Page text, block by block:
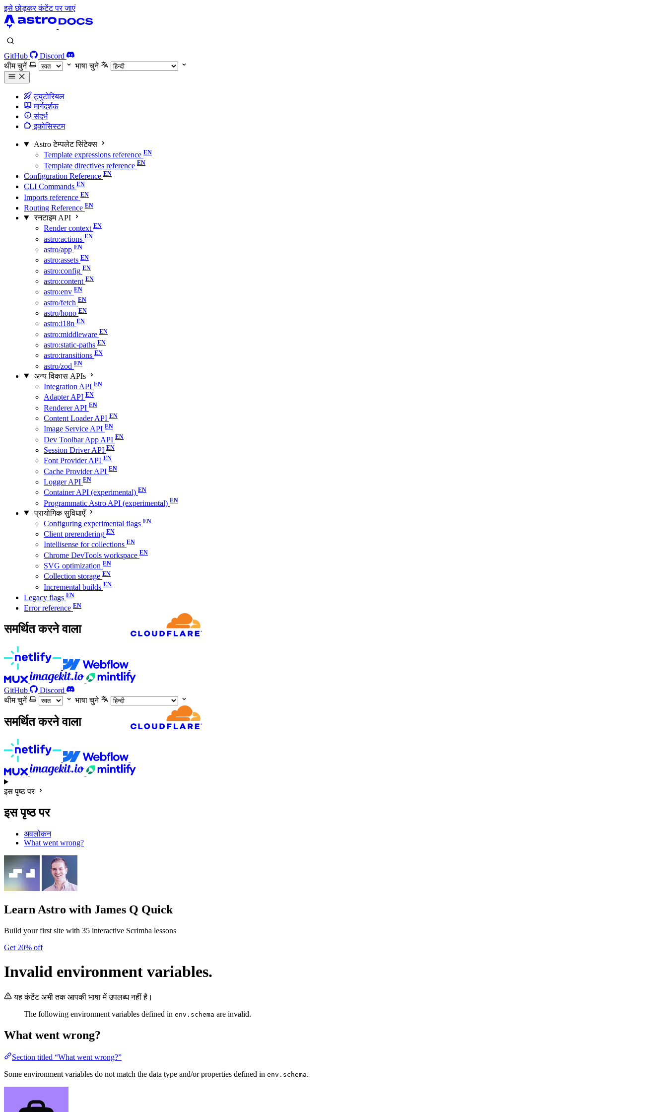
इसे छोड़कर कंटेंट पर जाएं
GitHub
Discord
थीम चुनें
भाषा चुने
ट्युटोरियल
मार्गदर्शक
संदर्भ
इकोसिस्टम
Astro टेम्पलेट सिंटेक्स
Template expressions reference
Template directives reference
Configuration Reference
CLI Commands
Imports reference
Routing Reference
रनटाइम API
Render context
astro:actions
astro/app
astro:assets
astro:config
astro:content
astro:env
astro/fetch
astro/hono
astro:i18n
astro:middleware
astro:static-paths
astro:transitions
astro/zod
अन्य विकास APIs
Integration API
Adapter API
Renderer API
Content Loader API
Image Service API
Dev Toolbar App API
Session Driver API
Font Provider API
Cache Provider API
Logger API
Container API (experimental)
Programmatic Astro API (experimental)
प्रायोगिक सुविधाएँ
Configuring experimental flags
Client prerendering
Intellisense for collections
Chrome DevTools workspace
SVG optimization
Collection storage
Incremental builds
Legacy flags
Error reference
समर्थित करने वाला
GitHub
Discord
थीम चुनें
भाषा चुने
समर्थित करने वाला
इस पृष्ठ पर
इस पृष्ठ पर
अवलोकन
What went wrong?
Learn Astro with James Q Quick
Build your first site with 35 interactive Scrimba lessons
Get 20% off
Invalid environment variables.
यह कंटेंट अभी तक आपकी भाषा में उपलब्ध नहीं है।
The following environment variables defined in env.schema are invalid.
What went wrong?
Section titled “What went wrong?”
Some environment variables do not match the data type and/or properties defined in env.schema.